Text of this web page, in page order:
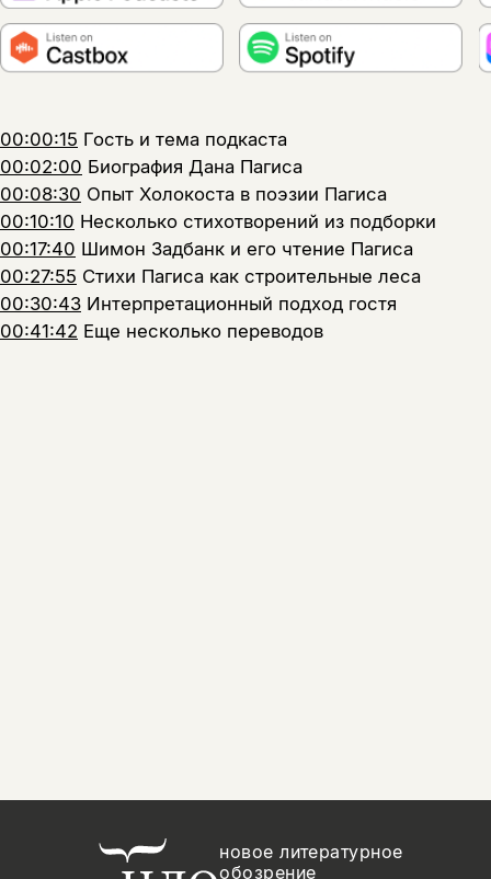
00:00:15 Гость и тема подкаста
00:02:00 Биография Дана Пагиса
00:08:30 Опыт Холокоста в поэзии Пагиса
00:10:10 Несколько стихотворений из подборки
00:17:40 Шимон Задбанк и его чтение Пагиса
00:27:55 Стихи Пагиса как строительные леса
00:30:43 Интерпретационный подход гостя
00:41:42 Еще несколько переводов
новое литературное
обозрение